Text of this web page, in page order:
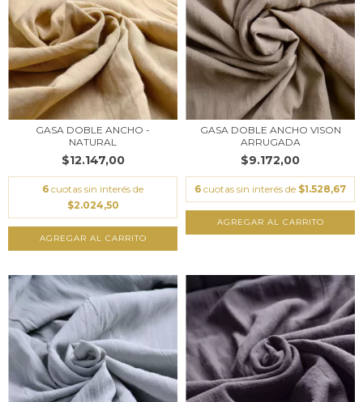
GASA DOBLE ANCHO -
NATURAL
$12.147,00
6 cuotas sin interés de
$2.024,50
AGREGAR AL CARRITO
GASA DOBLE ANCHO VISON
ARRUGADA
$9.172,00
6 cuotas sin interés de $1.528,67
AGREGAR AL CARRITO